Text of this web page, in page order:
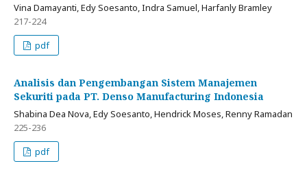
Vina Damayanti, Edy Soesanto, Indra Samuel, Harfanly Bramley
217-224
pdf
Analisis dan Pengembangan Sistem Manajemen
Sekuriti pada PT. Denso Manufacturing Indonesia
Shabina Dea Nova, Edy Soesanto, Hendrick Moses, Renny Ramadan
225-236
pdf